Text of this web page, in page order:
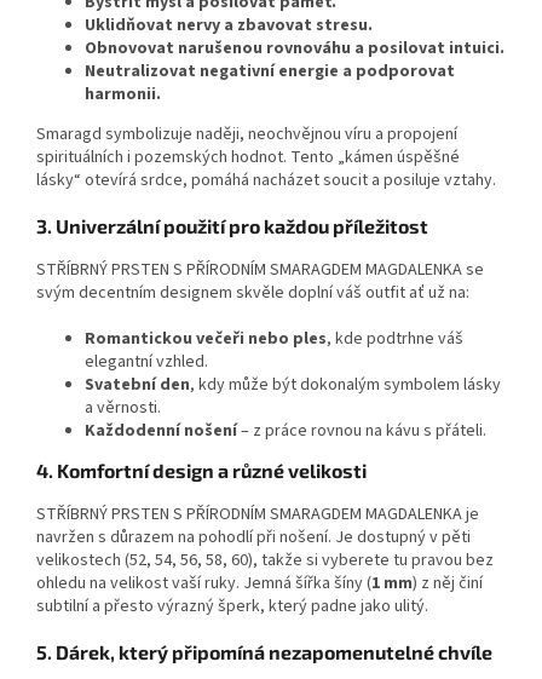
Uklidňovat nervy a zbavovat stresu.
Obnovovat narušenou rovnováhu a posilovat intuici.
Neutralizovat negativní energie a podporovat
harmonii.
Smaragd symbolizuje naději, neochvějnou víru a propojení
spirituálních i pozemských hodnot. Tento „kámen úspěšné
lásky“ otevírá srdce, pomáhá nacházet soucit a posiluje vztahy.
3. Univerzální použití pro každou příležitost
STŘÍBRNÝ PRSTEN S PŘÍRODNÍM SMARAGDEM MAGDALENKA se
svým decentním designem skvěle doplní váš outfit ať už na:
Romantickou večeři nebo ples, kde podtrhne váš
elegantní vzhled.
Svatební den, kdy může být dokonalým symbolem lásky
a věrnosti.
Každodenní nošení– z práce rovnou na kávu s přáteli.
4. Komfortní design a různé velikosti
STŘÍBRNÝ PRSTEN S PŘÍRODNÍM SMARAGDEM MAGDALENKA je
navržen s důrazem na pohodlí při nošení. Je dostupný v pěti
velikostech (52, 54, 56, 58, 60), takže si vyberete tu pravou bez
ohledu na velikost vaší ruky. Jemná šířka šíny (1 mm) z něj činí
subtilní a přesto výrazný šperk, který padne jako ulitý.
5. Dárek, který připomíná nezapomenutelné chvíle